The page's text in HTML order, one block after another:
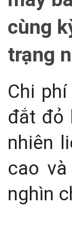
cùng
trạng
Chi
đắt đỏ
nhiên
cao
nghìn